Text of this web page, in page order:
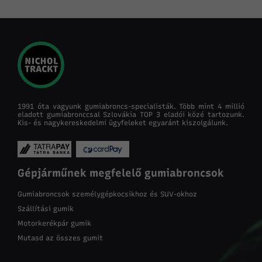
1991 óta vagyunk gumiabroncs-specialisták. Több mint 4 millió
eladott gumiabronccsal Szlovákia TOP 3 eladói közé tartozunk.
Kis- és nagykereskedelmi ügyfeleket egyaránt kiszolgálunk.
Gépjárműnek megfelelő gumiabroncsok
Gumiabroncsok személygépkocsikhoz és SUV-okhoz
Szállítási gumik
Motorkerékpár gumik
Mutasd az összes gumit